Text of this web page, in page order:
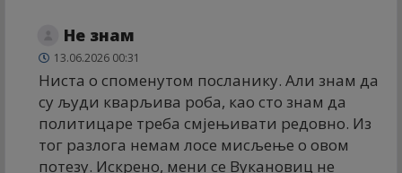
Не знам
13.06.2026 00:31
Ниста о споменутом посланику. Али знам да
су људи кварљива роба, као сто знам да
политицаре треба смјењивати редовно. Из
тог разлога немам лосе мисљење о овом
потезу. Искрено, мени се Вукановиц не